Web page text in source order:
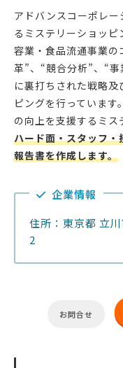
アドバンスコーポレ
るミステリーショッ
容業・食品流通事業の
革”、“競合分析”、“
に裏打ちされた戦略
ピングを行っていま
の向上を支援するミス
ハード面・スタッフ
報告書を作成します。
企業情報
住所：東京都 立
2
お問合せ